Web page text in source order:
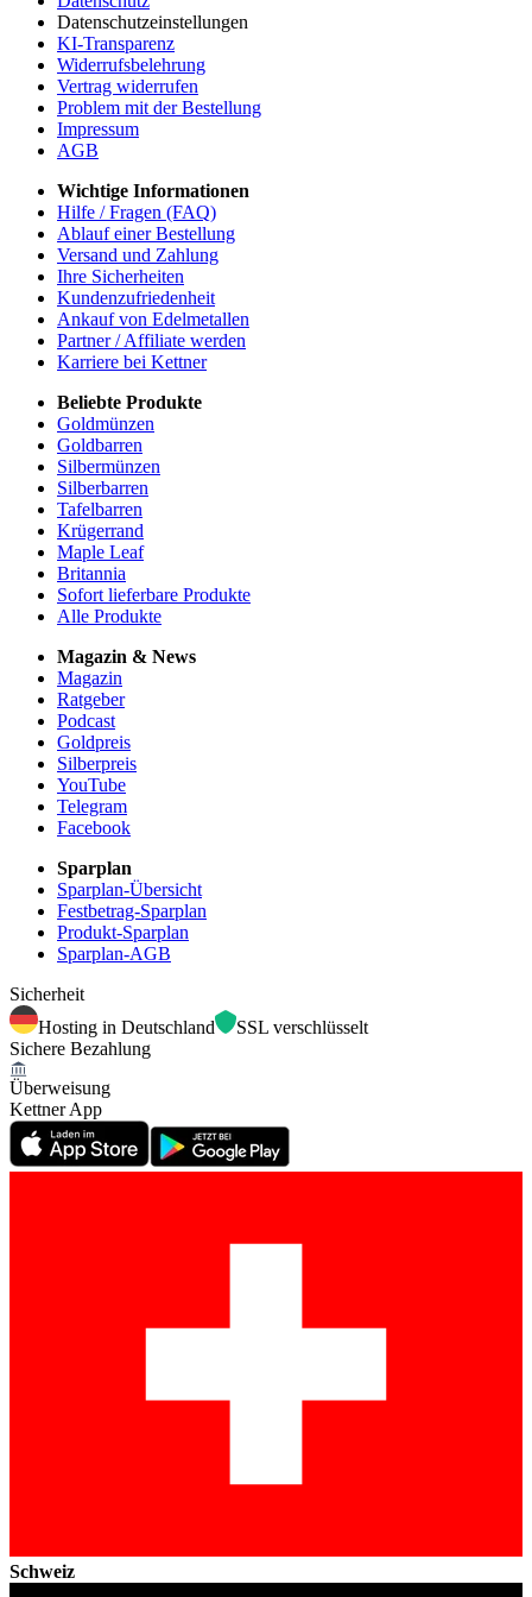
Datenschutzeinstellungen
KI-Transparenz
Widerrufsbelehrung
Vertrag widerrufen
Problem mit der Bestellung
Impressum
AGB
Wichtige Informationen
Hilfe / Fragen (FAQ)
Ablauf einer Bestellung
Versand und Zahlung
Ihre Sicherheiten
Kundenzufriedenheit
Ankauf von Edelmetallen
Partner / Affiliate werden
Karriere bei Kettner
Beliebte Produkte
Goldmünzen
Goldbarren
Silbermünzen
Silberbarren
Tafelbarren
Krügerrand
Maple Leaf
Britannia
Sofort lieferbare Produkte
Alle Produkte
Magazin & News
Magazin
Ratgeber
Podcast
Goldpreis
Silberpreis
YouTube
Telegram
Facebook
Sparplan
Sparplan-Übersicht
Festbetrag-Sparplan
Produkt-Sparplan
Sparplan-AGB
Sicherheit
Hosting in Deutschland
SSL verschlüsselt
Sichere Bezahlung
Überweisung
Kettner App
Schweiz